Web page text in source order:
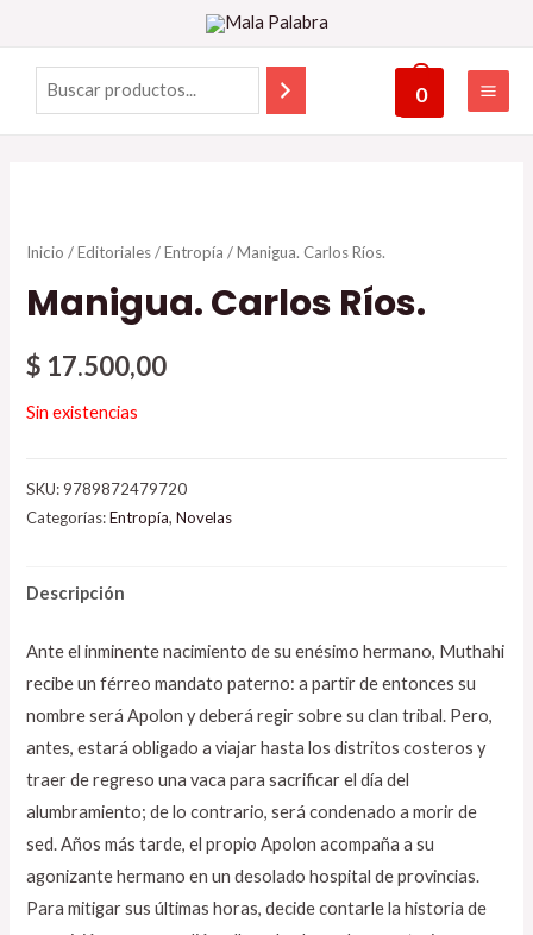
0
Inicio /Editoriales/Entropía / Manigua. Carlos Ríos.
Manigua. Carlos Ríos.
$ 17.500,00
Sin existencias
SKU:9789872479720
Categorías:Entropía,Novelas
Descripción
Ante el inminente nacimiento de su enésimo hermano, Muthahi
recibe un férreo mandato paterno: a partir de entonces su
nombre será Apolon y deberá regir sobre su clan tribal. Pero,
antes, estará obligado a viajar hasta los distritos costeros y
traer de regreso una vaca para sacrificar el día del
alumbramiento; de lo contrario, será condenado a morir de
sed. Años más tarde, el propio Apolon acompaña a su
agonizante hermano en un desolado hospital de provincias.
Para mitigar sus últimas horas, decide contarle la historia de